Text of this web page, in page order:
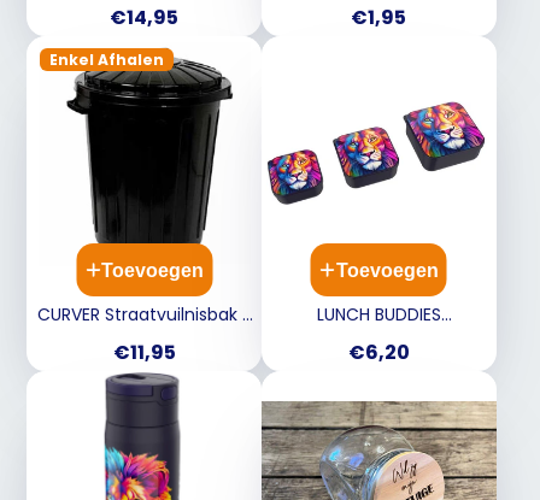
Prijs
€14,95 Prijs
€1,95
Enkel Afhalen
Toevoegen
CURVER Straatvuilnisbak -
Prijs
€11,95
Toevoegen
LUNCH BUDDIES
Prijs
€6,20